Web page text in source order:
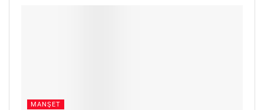
MANŞET